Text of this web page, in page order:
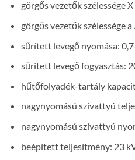
görgős vezetők szélessége
görgős vezetők szélessége
sűrített levegő nyomása:
sűrített levegő fogyasztás:
hűtőfolyadék-tartály
nagynyomású szivattyú
nagynyomású szivattyú
beépített teljesítmény: 23